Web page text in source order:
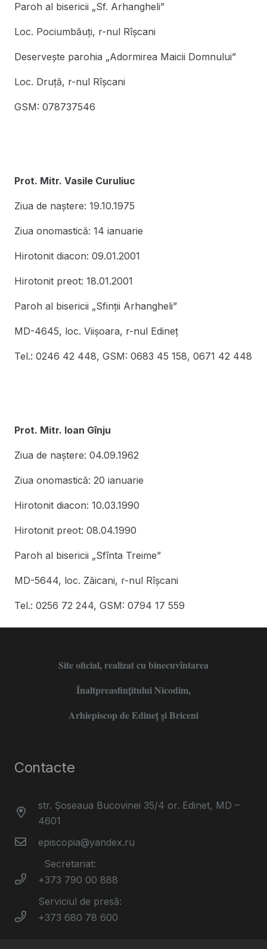
Paroh al bisericii „Sf. Arhangheli”
Loc. Pociumbăuți, r-nul Rîşcani
Deserveşte parohia „Adormirea Maicii Domnului”
Loc. Druţă, r-nul Rîşcani
GSM: 078737546
Prot. Mitr. Vasile Curuliuc
Ziua de naștere: 19.10.1975
Ziua onomastică: 14 ianuarie
Hirotonit diacon: 09.01.2001
Hirotonit preot: 18.01.2001
Paroh al bisericii „Sfinţii Arhangheli”
MD-4645, loc. Viişoara, r-nul Edineţ
Tel.: 0246 42 448, GSM: 0683 45 158, 0671 42 448
Prot. Mitr. Ioan Gînju
Ziua de naștere: 04.09.1962
Ziua onomastică: 20 ianuarie
Hirotonit diacon: 10.03.1990
Hirotonit preot: 08.04.1990
Paroh al bisericii „Sfînta Treime”
MD-5644, loc. Zăicani, r-nul Rîşcani
Tel.: 0256 72 244, GSM: 0794 17 559
Site oficial, realizat cu binecuvîntarea
Înaltpreasfințitului Nicodim,
Arhiepiscop de Edineţ şi Briceni
Contacte
str. Șoseaua Bucovinei 35/4 or. Edinet, MD –
4601
episcopia@yandex.ru
Secretariat:
+373 790 00 888
Serviciul de presă:
+373 680 78 600